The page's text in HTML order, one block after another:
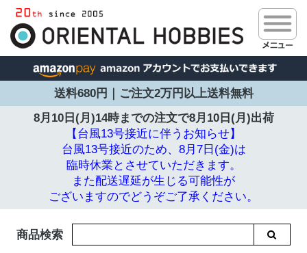
送料680円｜ご注文2万円以上送料無料
8月10日(月)14時までの注文で8月10日(月)出荷
【台風13号接近に伴うお知らせ】
台風13号接近のため、8月7日(金)は
臨時休業とさせていただきます。
また配送遅延が生じる可能性が
ございますのでどうぞご了承ください。
商品検索